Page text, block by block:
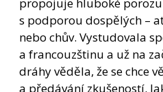
s podporou dospělých –
nebo chův. Vystudovala
a francouzštinu a už na
dráhy věděla, že se chce
a předávání zkušeností.